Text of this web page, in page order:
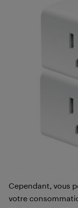
Cependant, vous
votre